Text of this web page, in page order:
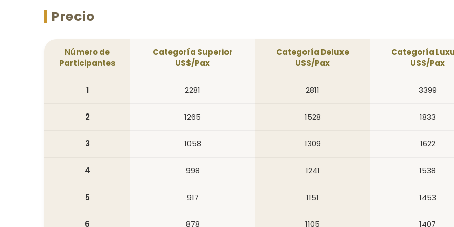
Precio
Número de
Participantes
Categoría Superior
US$/Pax
Categoría Deluxe
US$/Pax
Categoría
US$/Pax
1 2281 2811 3399
2 1265 1528 1833
3 1058 1309 1622
4 998 1241 1538
5 917 1151 1453
6 878 1105 1407